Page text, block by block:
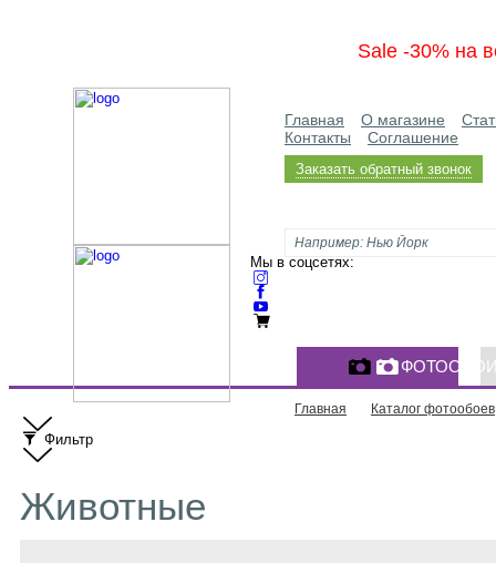
Sale -30% на
Главная О магазине
Контакты
Соглашение
Заказать обратный звонок
Мы в соцсетях:
Главная Каталог фотообоев
Фильтр
Животные